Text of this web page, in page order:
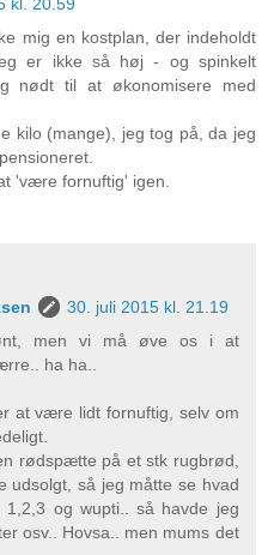
mig en kostplan, der indeholdt
er ikke så høj - og spinkelt
nødt til at økonomisere med
kilo (mange), jeg tog på, da jeg
'være fornuftig' igen.
30. juli 2015 kl. 21.19
men vi må øve os i at
ha ha..
at være lidt fornuftig, selv om
rødspætte på et stk rugbrød,
udsolgt, så jeg måtte se hvad
og wupti.. så havde jeg
osv.. Hovsa.. men mums det